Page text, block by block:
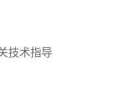
技术指导